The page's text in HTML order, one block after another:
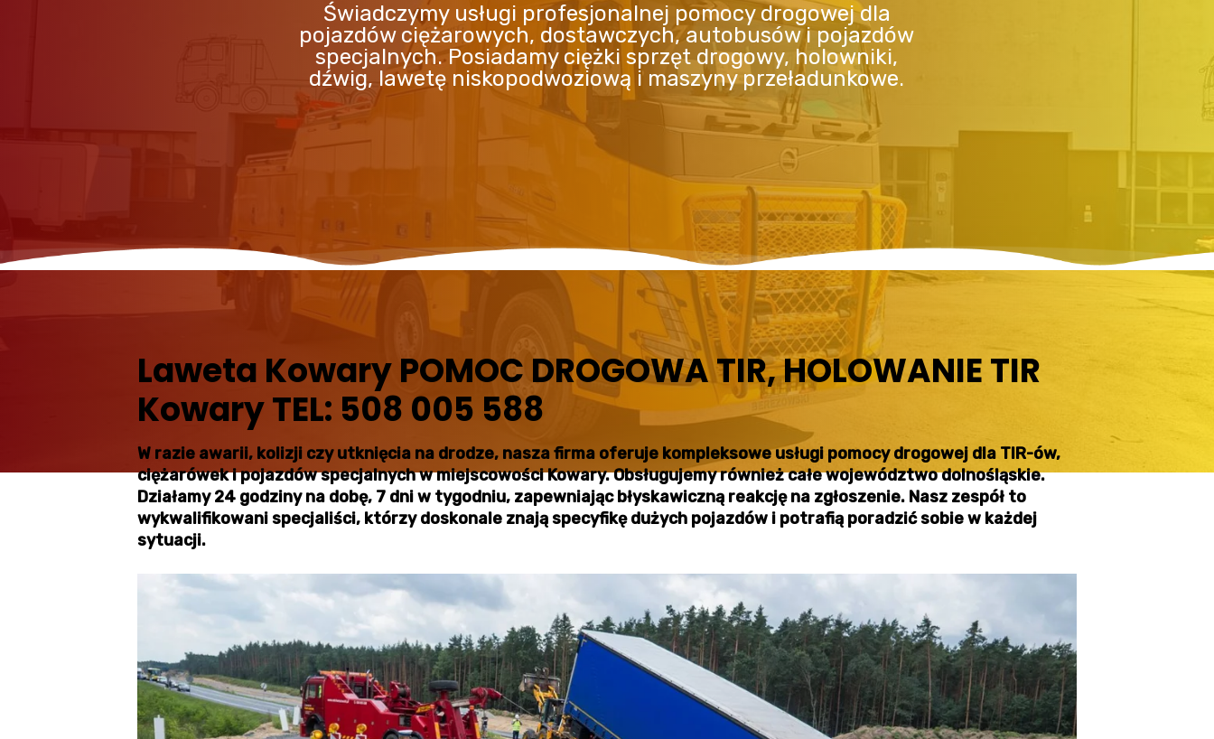
Świadczymy usługi profesjonalnej pomocy drogowej dla
pojazdów ciężarowych, dostawczych, autobusów i pojazdów
specjalnych. Posiadamy ciężki sprzęt drogowy, holowniki,
dźwig, lawetę niskopodwoziową i maszyny przeładunkowe.
Laweta Kowary POMOC DROGOWA TIR, HOLOWANIE TIR
Kowary TEL: 508 005 588
W razie awarii, kolizji czy utknięcia na drodze, nasza firma oferuje kompleksowe usługi pomocy drogowej dla TIR-ów,
ciężarówek i pojazdów specjalnych w miejscowości Kowary. Obsługujemy również całe województwo dolnośląskie.
Działamy 24 godziny na dobę, 7 dni w tygodniu, zapewniając błyskawiczną reakcję na zgłoszenie. Nasz zespół to
wykwalifikowani specjaliści, którzy doskonale znają specyfikę dużych pojazdów i potrafią poradzić sobie w każdej
sytuacji.